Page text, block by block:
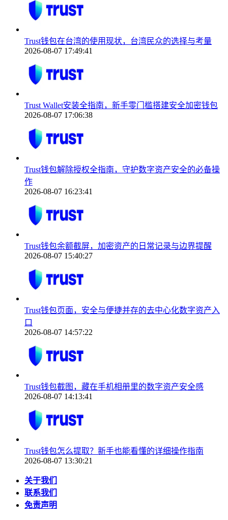
Trust钱包在台湾的使用现状，台湾民众的选择与考量
2026-08-07 17:49:41
Trust Wallet安装全指南，新手零门槛搭建安全加密钱包
2026-08-07 17:06:38
Trust钱包解除授权全指南，守护数字资产安全的必备操
作
2026-08-07 16:23:41
Trust钱包余额截屏，加密资产的日常记录与边界提醒
2026-08-07 15:40:27
Trust钱包页面，安全与便捷并存的去中心化数字资产入
口
2026-08-07 14:57:22
Trust钱包截图，藏在手机相册里的数字资产安全感
2026-08-07 14:13:41
Trust钱包怎么提取？新手也能看懂的详细操作指南
2026-08-07 13:30:21
关于我们
联系我们
免责声明